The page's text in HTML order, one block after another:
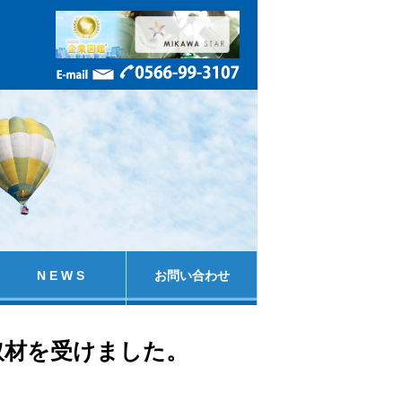
N E W S お問い合わせ
を受けました。